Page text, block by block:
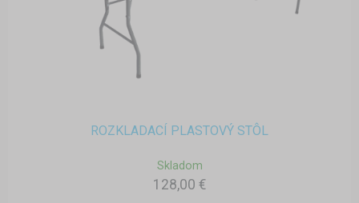
ROZKLADACÍ PLASTOVÝ STÔL
Skladom
128,00 €